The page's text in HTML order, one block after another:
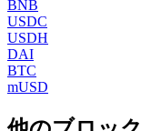
BNB
USDC
USDH
DAI
BTC
mUSD